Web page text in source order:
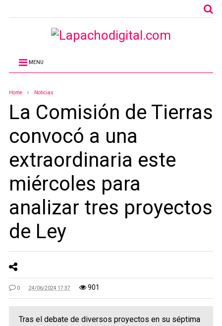
MENU
Home Noticias
La Comisión de Tierras
convocó a una
extraordinaria este
miércoles para
analizar tres proyectos
de Ley
0 24/06/2024 17:37 901
Tras el debate de diversos proyectos en su séptima